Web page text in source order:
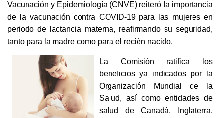
Vacunación y Epidemiología (CNVE) reiteró la importancia
de la vacunación contra COVID-19 para las mujeres en
periodo de lactancia materna, reafirmando su seguridad,
tanto para la madre como para el recién nacido.
La Comisión ratifica los
beneficios ya indicados por la
Organización Mundial de la
Salud, así como entidades de
salud de Canadá, Inglaterra,